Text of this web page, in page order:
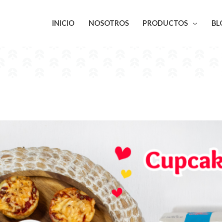
INICIO NOSOTROS PRODUCTOS